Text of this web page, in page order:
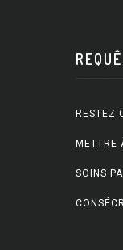
RESTEZ
METTRE
SOINS